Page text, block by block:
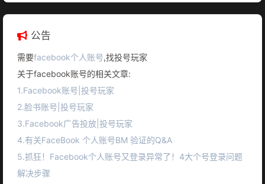
公告
需要facebook个人账号,找投号玩家
关于facebook账号的相关文章:
1.Facebook账号|投号玩家
2.脸书账号|投号玩家
3.Facebook广告投放|投号玩家
4.有关FaceBook 个人账号BM 验证的Q&A
5.抓狂！Facebook个人账号又登录异常了！4大个号登录问题
解决步骤